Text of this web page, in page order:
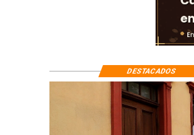
DESTACADOS